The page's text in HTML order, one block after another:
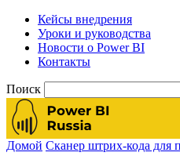
Кейсы внедрения
Уроки и руководства
Новости о Power BI
Контакты
Поиск
Домой Сканер штрих-кода для